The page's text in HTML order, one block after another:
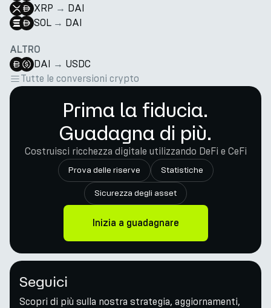
XRP → DAI
SOL → DAI
ALTRO
DAI → USDC
Tutte le conversioni crypto
Prima la fiducia.
Guadagna di più.
Costruisci ricchezza digitale utilizzando DeFi e CeFi
Prova delle riserve Statistiche
Sicurezza degli asset
Inizia a guadagnare
Seguici
Scopri di più sulla nostra strategia, aggiornamenti,